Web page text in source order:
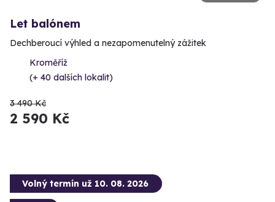
Let balónem
Dechberoucí výhled a nezapomenutelný zážitek
Kroměříž
(+ 40 dalších lokalit)
3 490 Kč
2 590 Kč
Volný termín už 10. 08. 2026